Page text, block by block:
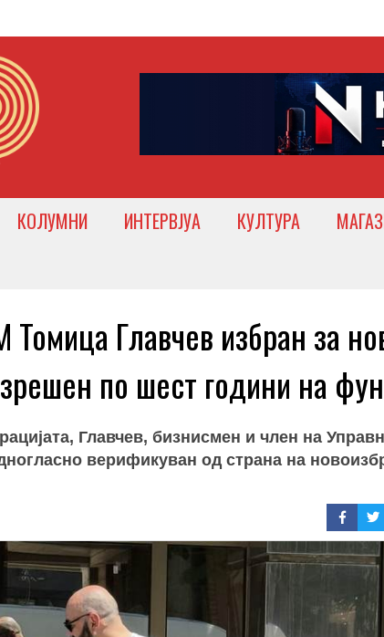
КОЛУМНИ ИНТЕРВЈУА КУЛТУРА
Главчев избран за
по шест години на
Главчев, бизнисмен и член на
верификуван од страна на